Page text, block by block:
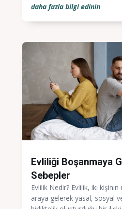
daha fazla bilgi edinin
Evliliği Boşanmaya
Sebepler
Evlilik Nedir? Evlilik, iki
araya gelerek yasal, sosyal